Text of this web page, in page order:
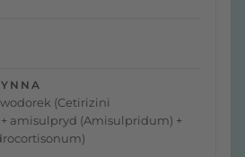
(Cetirizini
amisulpryd (Amisulpridum) +